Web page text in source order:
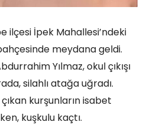
ilçesi İpek Mahallesi’ndeki
meydana geldi.
Yılmaz, okul çıkışı
silahlı atağa uğradı.
kurşunların isabet
kuşkulu kaçtı.